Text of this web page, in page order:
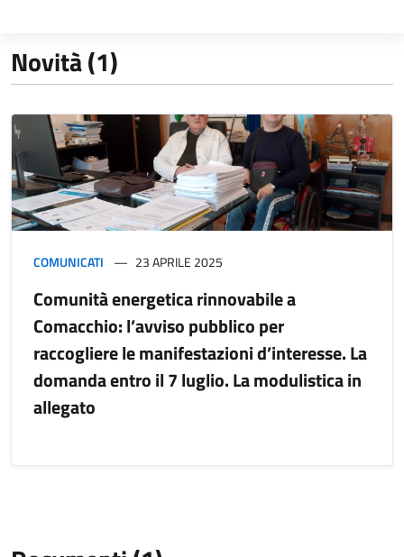
Novità (1)
COMUNICATI 23 APRILE 2025
Comunità energetica rinnovabile a
Comacchio: l’avviso pubblico per
raccogliere le manifestazioni d’interesse. La
domanda entro il 7 luglio. La modulistica in
allegato